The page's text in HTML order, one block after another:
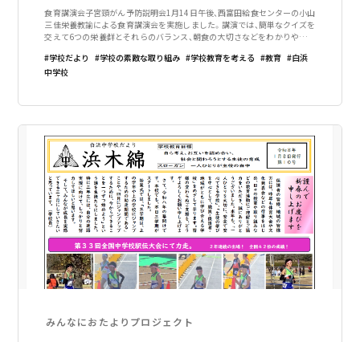
食育講演会子宮頸がん予防説明会1月14日午後、西富田給食センターの小山
三佳栄養教諭による食育講演会を実施しました。講演では、簡単なクイズを
交えて6つの栄養群とそれらのバランス、朝食の大切さなどをわかりやすく
場面もあり、自分事として考え
学校だより 学校の素敵な取り組み 学校教育を考える 教育
白浜
中学校
みんなにおたよりプロジェクト